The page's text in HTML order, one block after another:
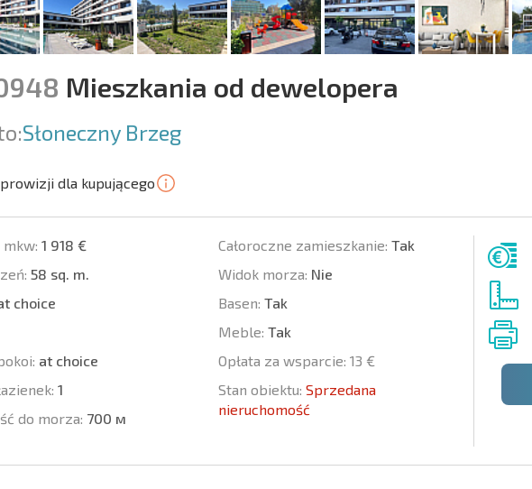
Mieszkania od dewelopera
Słoneczny Brzeg
dla kupującego
mkw: 1 918 €
58 sq. m.
choice
at choice
1
do morza: 700 м
Całoroczne zamieszkanie: Tak
Widok morza: Nie
Basen: Tak
Meble: Tak
Opłata za wsparcie: 13 €
Stan obiektu: Sprzedana
nieruchomość